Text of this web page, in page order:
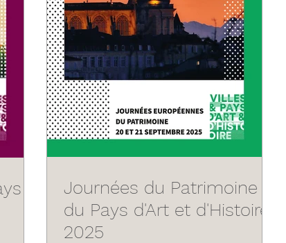
Journées du Patrimoine
du Pays d'Art et d'Histoire
2025